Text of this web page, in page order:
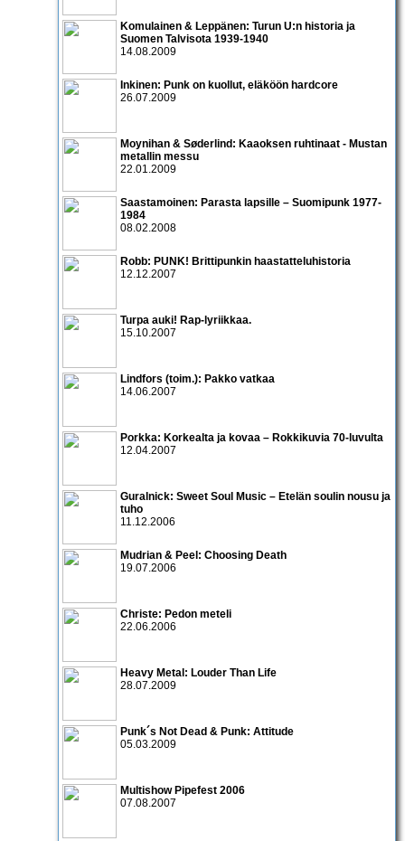
Komulainen & Leppänen: Turun U:n historia ja
Suomen Talvisota 1939-1940
14.08.2009
Inkinen: Punk on kuollut, eläköön hardcore
26.07.2009
Moynihan & Søderlind: Kaaoksen ruhtinaat - Mustan
metallin messu
22.01.2009
Saastamoinen: Parasta lapsille – Suomipunk 1977-
1984
08.02.2008
Robb: PUNK! Brittipunkin haastatteluhistoria
12.12.2007
Turpa auki! Rap-lyriikkaa.
15.10.2007
Lindfors (toim.): Pakko vatkaa
14.06.2007
Porkka: Korkealta ja kovaa – Rokkikuvia 70-luvulta
12.04.2007
Guralnick: Sweet Soul Music – Etelän soulin nousu ja
tuho
11.12.2006
Mudrian & Peel: Choosing Death
19.07.2006
Christe: Pedon meteli
22.06.2006
Heavy Metal: Louder Than Life
28.07.2009
Punk´s Not Dead & Punk: Attitude
05.03.2009
Multishow Pipefest 2006
07.08.2007